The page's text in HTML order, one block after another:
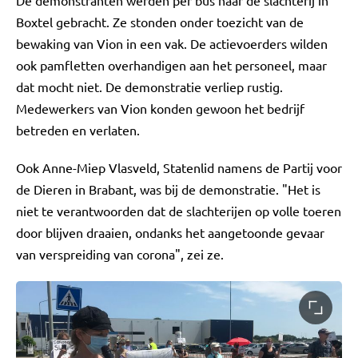
Boxtel gebracht. Ze stonden onder toezicht van de
bewaking van Vion in een vak. De actievoerders wilden
ook pamfletten overhandigen aan het personeel, maar
dat mocht niet. De demonstratie verliep rustig.
Medewerkers van Vion konden gewoon het bedrijf
betreden en verlaten.
Ook Anne-Miep Vlasveld, Statenlid namens de Partij voor
de Dieren in Brabant, was bij de demonstratie. "Het is
niet te verantwoorden dat de slachterijen op volle toeren
door blijven draaien, ondanks het aangetoonde gevaar
van verspreiding van corona", zei ze.